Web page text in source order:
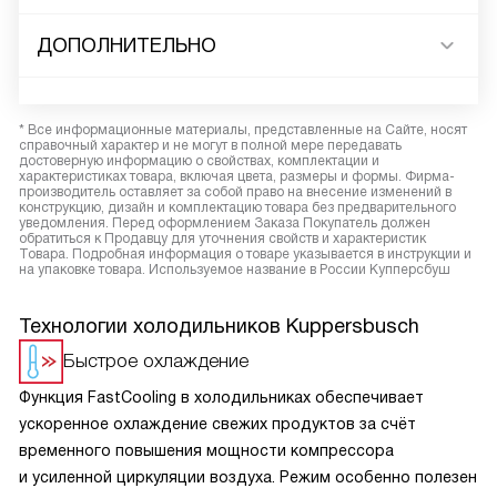
ДОПОЛНИТЕЛЬНО
* Все информационные материалы, представленные на Сайте, носят
справочный характер и не могут в полной мере передавать
достоверную информацию о свойствах, комплектации и
характеристиках товара, включая цвета, размеры и формы. Фирма-
производитель оставляет за собой право на внесение изменений в
конструкцию, дизайн и комплектацию товара без предварительного
уведомления. Перед оформлением Заказа Покупатель должен
обратиться к Продавцу для уточнения свойств и характеристик
Товара. Подробная информация о товаре указывается в инструкции и
на упаковке товара. Используемое название в России Купперсбуш
Технологии холодильников Kuppersbusch
Быстрое охлаждение
Функция FastCooling в холодильниках обеспечивает
ускоренное охлаждение свежих продуктов за счёт
временного повышения мощности компрессора
и усиленной циркуляции воздуха. Режим особенно полезен